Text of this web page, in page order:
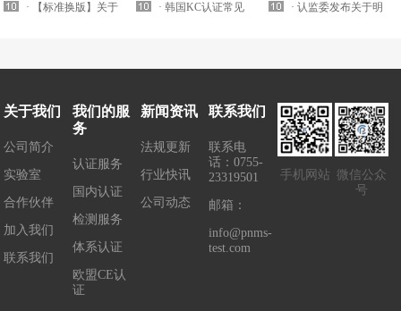
锂电池安全标准IE...
· 【标准换版】关于
理机构
· 韩国KC认证常见
1:20202020年8月17号
· 认监委发布关于明
关于我们
公司简介
实验室
合作伙伴
加入我们
联系我们
我们的服
务
认证服务
国内认证
检测服务
体系认证
欧盟CE认
证
新闻资讯
法规更新
行业快讯
公司动态
联系我们
联系电
话：0755-
23319501
邮箱：
info@pnms-
test.com
手机网站 微信公众
号